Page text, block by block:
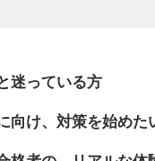
迷っている方
向け、対策を始めた